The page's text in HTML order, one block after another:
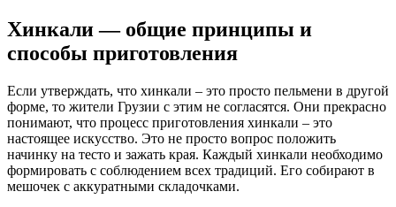
Хинкали — общие принципы и
способы приготовления
Если утверждать, что хинкали – это просто пельмени в другой
форме, то жители Грузии с этим не согласятся. Они прекрасно
понимают, что процесс приготовления хинкали – это
настоящее искусство. Это не просто вопрос положить
начинку на тесто и зажать края. Каждый хинкали необходимо
формировать с соблюдением всех традиций. Его собирают в
мешочек с аккуратными складочками.